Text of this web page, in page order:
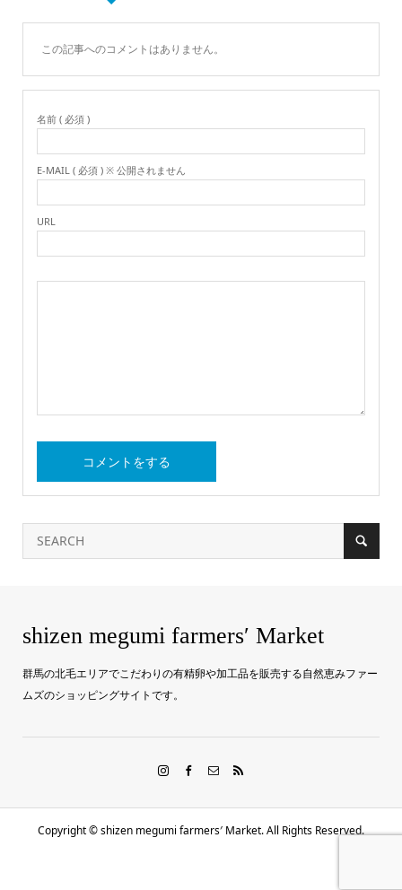
この記事へのコメントはありません。
名前 ( 必須 )
E-MAIL ( 必須 ) ※ 公開されません
URL
shizen megumi farmers′ Market
群馬の北毛エリアでこだわりの有精卵や加工品を販売する自然恵みファー
ムズのショッピングサイトです。
Copyright ©shizen megumi farmers′ Market. All Rights Reserved.